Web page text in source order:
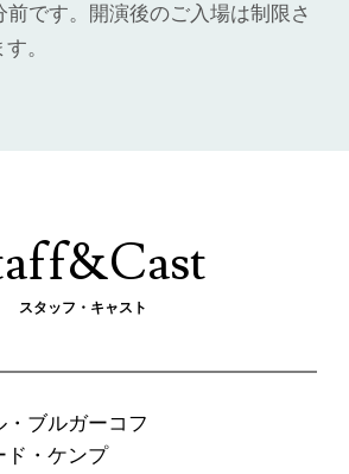
前です。開演後のご入場は制限さ
。
スタッフ・キャスト
・ブルガーコフ
ド・ケンプ